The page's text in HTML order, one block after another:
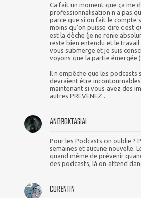
Ca fait un moment que ça me
professionnalisation n a pas
parce que si on fait le compte
moins qu'on puisse dire c est
est la dèche (je ne renie
reste bien entendu et le travail
vous submerge et je suis
voyons que la partie émergée ).
Il n empêche que les podcasts
devraient être
maintenant si vous avez des
autres PREVENEZ . . .
ANDROKTASIAI
Pour les Podcasts on oublie ?
semaines et aucune nouvelle.
quand même de prévenir
des podcasts, là on attend
CORENTIN